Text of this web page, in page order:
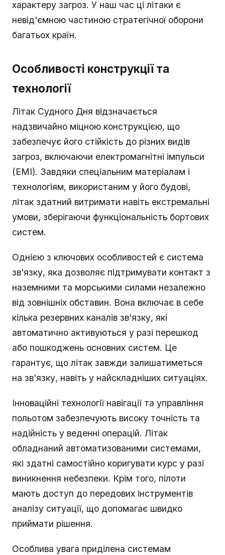
характеру загроз. У наш час ці літаки є
невід'ємною частиною стратегічної оборони
багатьох країн.
Особливості конструкції та
технології
Літак Судного Дня відзначається
надзвичайно міцною конструкцією, що
забезпечує його стійкість до різних видів
загроз, включаючи електромагнітні імпульси
(ЕМІ). Завдяки спеціальним матеріалам і
технологіям, використаним у його будові,
літак здатний витримати навіть екстремальні
умови, зберігаючи функціональність бортових
систем.
Однією з ключових особливостей є система
зв'язку, яка дозволяє підтримувати контакт з
наземними та морськими силами незалежно
від зовнішніх обставин. Вона включає в себе
кілька резервних каналів зв'язку, які
автоматично активуються у разі перешкод
або пошкоджень основних систем. Це
гарантує, що літак завжди залишатиметься
на зв'язку, навіть у найскладніших ситуаціях.
Інноваційні технології навігації та управління
польотом забезпечують високу точність та
надійність у веденні операцій. Літак
обладнаний автоматизованими системами,
які здатні самостійно коригувати курс у разі
виникнення небезпеки. Крім того, пілоти
мають доступ до передових інструментів
аналізу ситуації, що допомагає швидко
приймати рішення.
Особлива увага приділена системам